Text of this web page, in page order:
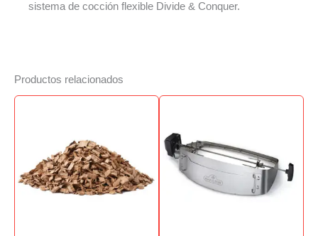
sistema de cocción flexible Divide & Conquer.
Productos relacionados